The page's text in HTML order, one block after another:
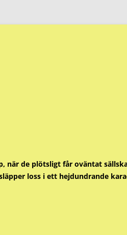
när de plötsligt får oväntat
loss i ett hejdundrande